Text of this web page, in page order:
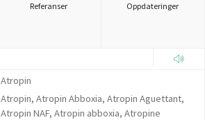
Referanser Oppdateringer
Atropin
Atropin, Atropin Abboxia, Atropin Aguettant,
Atropin NAF, Atropin abboxia, Atropine